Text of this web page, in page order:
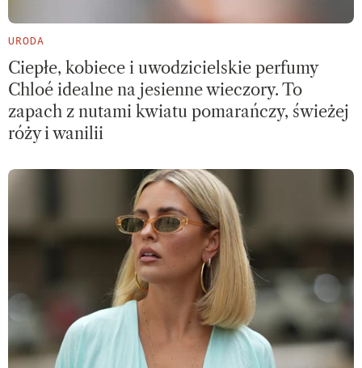
URODA
Ciepłe, kobiece i uwodzicielskie perfumy
Chloé idealne na jesienne wieczory. To
zapach z nutami kwiatu pomarańczy, świeżej
róży i wanilii